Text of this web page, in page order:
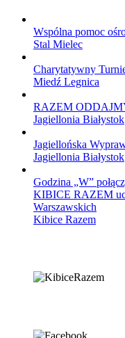
Wspólna pomoc
Stal Mielec
Charytatywny
Miedź Legnica
RAZEM
Jagiellonia Białystok
Jagiellońska
Jagiellonia Białystok
Godzina „W”
KIBICE RAZEM
Warszawskich
Kibice Razem